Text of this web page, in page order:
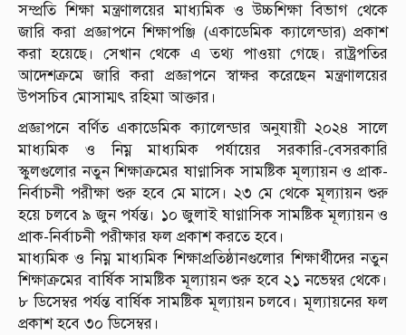
সম্প্রতি শিক্ষা মন্ত্রণালয়ের মাধ্যমিক ও উচ্চশিক্ষা বিভাগ থেকে
জারি করা প্রজ্ঞাপনে শিক্ষাপঞ্জি (একাডেমিক ক্যালেন্ডার) প্রকাশ
করা হয়েছে। সেখান থেকে এ তথ্য পাওয়া গেছে। রাষ্ট্রপতির
আদেশক্রমে জারি করা প্রজ্ঞাপনে স্বাক্ষর করেছেন মন্ত্রণালয়ের
উপসচিব মোসাম্মৎ রহিমা আক্তার।
প্রজ্ঞাপনে বর্ণিত একাডেমিক ক্যালেন্ডার অনুযায়ী ২০২৪ সালে
মাধ্যমিক ও নিম্ন মাধ্যমিক পর্যায়ের সরকারি-বেসরকারি
স্কুলগুলোর নতুন শিক্ষাক্রমের ষাণ্মাসিক সামষ্টিক মূল্যায়ন ও প্রাক-
নির্বাচনী পরীক্ষা শুরু হবে মে মাসে। ২৩ মে থেকে মূল্যায়ন শুরু
হয়ে চলবে ৯ জুন পর্যন্ত। ১০ জুলাই ষাণ্মাসিক সামষ্টিক মূল্যায়ন ও
প্রাক-নির্বাচনী পরীক্ষার ফল প্রকাশ করতে হবে।
মাধ্যমিক ও নিম্ন মাধ্যমিক শিক্ষাপ্রতিষ্ঠানগুলোর শিক্ষার্থীদের নতুন
শিক্ষাক্রমের বার্ষিক সামষ্টিক মূল্যায়ন শুরু হবে ২১ নভেম্বর থেকে।
৮ ডিসেম্বর পর্যন্ত বার্ষিক সামষ্টিক মূল্যায়ন চলবে। মূল্যায়নের ফল
প্রকাশ হবে ৩০ ডিসেম্বর।